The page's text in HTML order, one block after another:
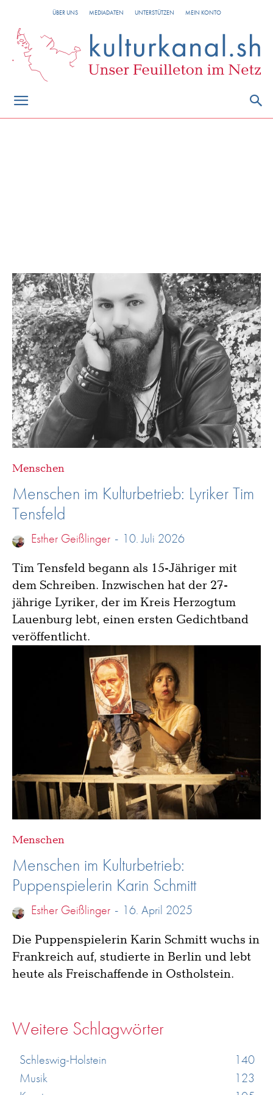
ÜBER UNS MEDIADATEN UNTERSTÜTZEN MEIN KONTO
Menschen
Menschen im Kulturbetrieb: Lyriker Tim
Tensfeld
Esther Geißlinger - 10. Juli 2026
Tim Tensfeld begann als 15-Jähriger mit
dem Schreiben. Inzwischen hat der 27-
jährige Lyriker, der im Kreis Herzogtum
Lauenburg lebt, einen ersten Gedichtband
veröffentlicht.
Menschen
Menschen im Kulturbetrieb:
Puppenspielerin Karin Schmitt
Esther Geißlinger - 16. April 2025
Die Puppenspielerin Karin Schmitt wuchs in
Frankreich auf, studierte in Berlin und lebt
heute als Freischaffende in Ostholstein.
Weitere Schlagwörter
Schleswig-Holstein
140
Musik
123